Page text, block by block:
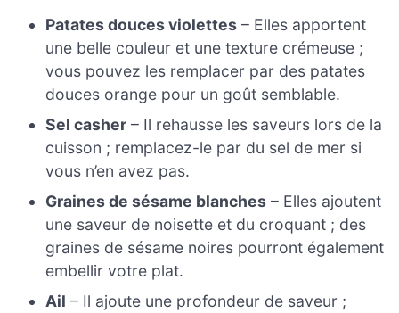
Patates douces violettes – Elles apportent
une belle couleur et une texture crémeuse ;
vous pouvez les remplacer par des patates
douces orange pour un goût semblable.
Sel casher – Il rehausse les saveurs lors de la
cuisson ; remplacez-le par du sel de mer si
vous n’en avez pas.
Graines de sésame blanches – Elles ajoutent
une saveur de noisette et du croquant ; des
graines de sésame noires pourront également
embellir votre plat.
Ail – Il ajoute une profondeur de saveur ;